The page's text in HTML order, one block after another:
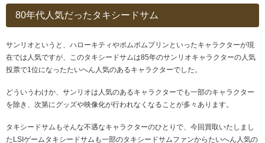
80年代人気だったタキシードサム
サンリオというと、ハローキティやポムポムプリンといったキャラクターが現
在では人気ですが、このタキシードサムは85年のサンリオキャラクターの人気
投票で1位になったたいへん人気のあるキャラクターでした。
どういうわけか、サンリオは人気のあるキャラクターでも一部のキャラクター
を除き、次第にグッズや映像化が行われなくなることが多々あります。
タキシードサムもそんな不遇なキャラクターのひとりで、今回買取いたしまし
たLSIゲームタキシードサムも一部のタキシードサムファンからたいへん人気の